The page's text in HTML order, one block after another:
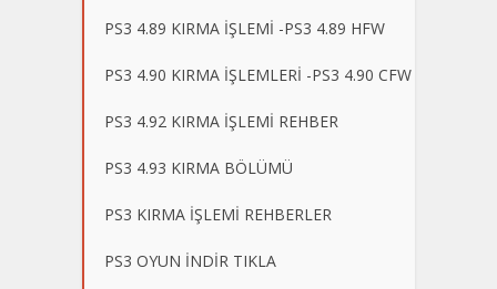
PS3 4.89 KIRMA İŞLEMİ -PS3 4.89 HFW
PS3 4.90 KIRMA İŞLEMLERİ -PS3 4.90 CFW
PS3 4.92 KIRMA İŞLEMİ REHBER
PS3 4.93 KIRMA BÖLÜMÜ
PS3 KIRMA İŞLEMİ REHBERLER
PS3 OYUN İNDİR TIKLA